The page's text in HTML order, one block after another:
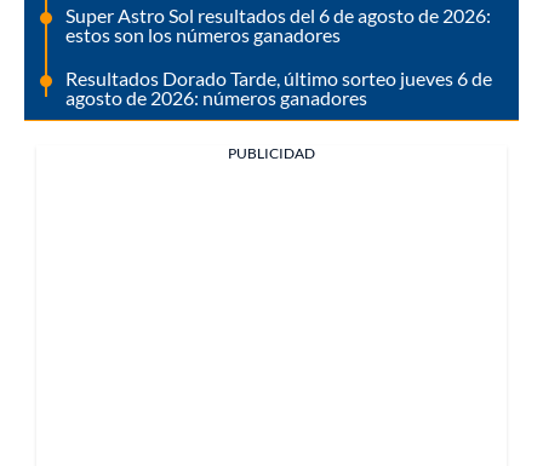
Super Astro Sol resultados del 6 de agosto de 2026:
estos son los números ganadores
Resultados Dorado Tarde, último sorteo jueves 6 de
agosto de 2026: números ganadores
PUBLICIDAD